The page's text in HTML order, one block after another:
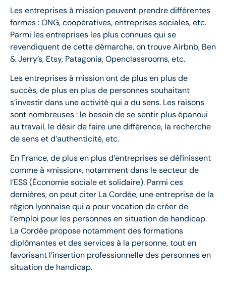
Les entreprises à mission peuvent prendre différentes
formes : ONG, coopératives, entreprises sociales, etc.
Parmi les entreprises les plus connues qui se
revendiquent de cette démarche, on trouve Airbnb, Ben
& Jerry’s, Etsy, Patagonia, Openclassrooms, etc.
Les entreprises à mission ont de plus en plus de
succès, de plus en plus de personnes souhaitant
s’investir dans une activité qui a du sens. Les raisons
sont nombreuses : le besoin de se sentir plus épanoui
au travail, le désir de faire une différence, la recherche
de sens et d’authenticité, etc.
En France, de plus en plus d’entreprises se définissent
comme à «mission», notamment dans le secteur de
l’ESS (Économie sociale et solidaire). Parmi ces
dernières, on peut citer La Cordée, une entreprise de la
région lyonnaise qui a pour vocation de créer de
l’emploi pour les personnes en situation de handicap.
La Cordée propose notamment des formations
diplômantes et des services à la personne, tout en
favorisant l’insertion professionnelle des personnes en
situation de handicap.